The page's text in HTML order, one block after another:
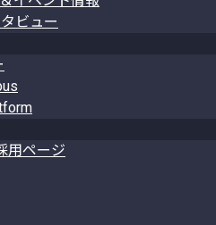
ビュー
用ページ